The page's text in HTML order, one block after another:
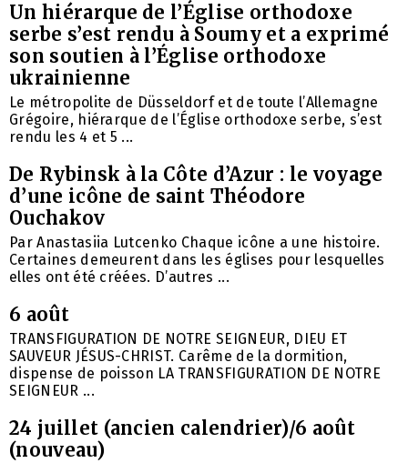
Un hiérarque de l’Église orthodoxe
serbe s’est rendu à Soumy et a exprimé
son soutien à l’Église orthodoxe
ukrainienne
Le métropolite de Düsseldorf et de toute l’Allemagne
Grégoire, hiérarque de l’Église orthodoxe serbe, s’est
rendu les 4 et 5 ...
De Rybinsk à la Côte d’Azur : le voyage
d’une icône de saint Théodore
Ouchakov
Par Anastasiia Lutcenko Chaque icône a une histoire.
Certaines demeurent dans les églises pour lesquelles
elles ont été créées. D’autres ...
6 août
TRANSFIGURATION DE NOTRE SEIGNEUR, DIEU ET
SAUVEUR JÉSUS-CHRIST. Carême de la dormition,
dispense de poisson LA TRANSFIGURATION DE NOTRE
SEIGNEUR ...
24 juillet (ancien calendrier)/6 août
(nouveau)